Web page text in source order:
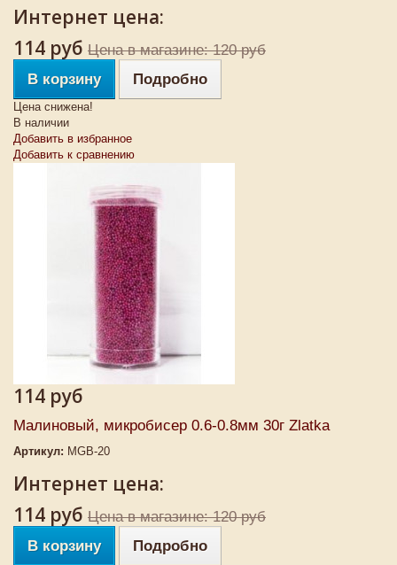
Интернет цена:
114 руб Цена в магазине: 120 руб
В корзину
Подробно
Цена снижена!
В наличии
Добавить в избранное
Добавить к сравнению
114 руб
Малиновый, микробисер 0.6-0.8мм 30г Zlatka
Артикул: MGB-20
Интернет цена:
114 руб Цена в магазине: 120 руб
В корзину
Подробно